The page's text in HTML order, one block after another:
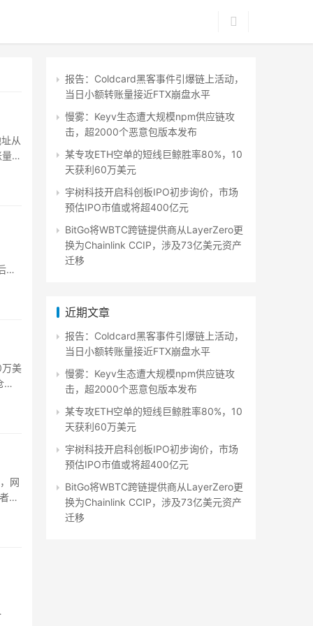
从
达
美
网
核
报告：Coldcard黑客事件引爆链上活动，
当日小额转账量接近FTX崩盘水平
慢雾：Keyv生态遭大规模npm供应链攻
击，超2000个恶意包版本发布
某专攻ETH空单的短线巨鲸胜率80%，10
天获利60万美元
宇树科技开启科创板IPO初步询价，市场
预估IPO市值或将超400亿元
BitGo将WBTC跨链提供商从LayerZero更
换为Chainlink CCIP，涉及73亿美元资产
迁移
近期文章
报告：Coldcard黑客事件引爆链上活动，
当日小额转账量接近FTX崩盘水平
慢雾：Keyv生态遭大规模npm供应链攻
击，超2000个恶意包版本发布
某专攻ETH空单的短线巨鲸胜率80%，10
天获利60万美元
宇树科技开启科创板IPO初步询价，市场
预估IPO市值或将超400亿元
BitGo将WBTC跨链提供商从LayerZero更
换为Chainlink CCIP，涉及73亿美元资产
迁移